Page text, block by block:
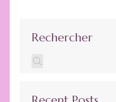
Rechercher